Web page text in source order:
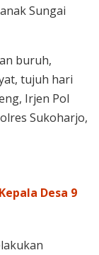
Sungai
buruh,
tujuh hari
Irjen Pol
Sukoharjo,
Desa 9